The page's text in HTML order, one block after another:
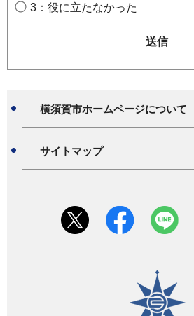
3：役に立たなかった
横須賀市ホームページについて
サイトマップ
横須賀市